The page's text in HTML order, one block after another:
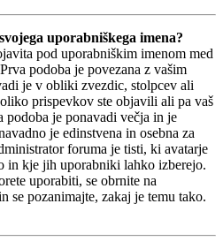
uporabniškega imena?
pod uporabniškim imenom med
podoba je povezana z vašim
je v obliki zvezdic, stolpcev ali
prispevkov ste objavili ali pa vaš
podoba je ponavadi večja in je
je edinstvena in osebna za
foruma je tisti, ki avatarje
in kje jih uporabniki lahko izberejo.
uporabiti, se obrnite na
se pozanimajte, zakaj je temu tako.